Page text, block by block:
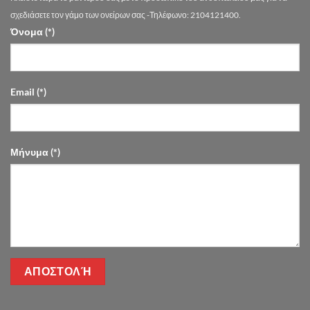
Drimalas
Flowers
σχεδιάσετε τον γάμο των ονείρων σας -Τηλέφωνο: 2104121400.
Όνομα (*)
Email (*)
Μήνυμα (*)